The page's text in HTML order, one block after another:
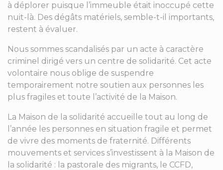
à déplorer puisque l’immeuble était inoccupé cette
nuit-là. Des dégâts matériels, semble-t-il importants,
restent à évaluer.
Nous sommes scandalisés par un acte à caractère
criminel dirigé vers un centre de solidarité. Cet acte
volontaire nous oblige de suspendre
temporairement notre soutien aux personnes les
plus fragiles et toute l’activité de la Maison.
La Maison de la solidarité accueille tout au long de
l’année les personnes en situation fragile et permet
de vivre des moments de fraternité. Différents
mouvements et services s’investissent à la Maison de
la solidarité : la pastorale des migrants, le CCFD,